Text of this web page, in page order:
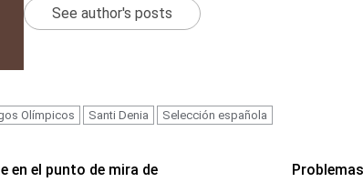
See author's posts
Olímpicos Santi Denia Selección española
en el punto de mira de